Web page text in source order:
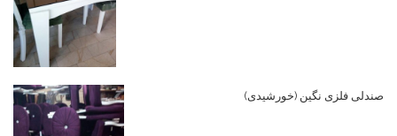
صندلی فلزی نگین (خورشیدی)